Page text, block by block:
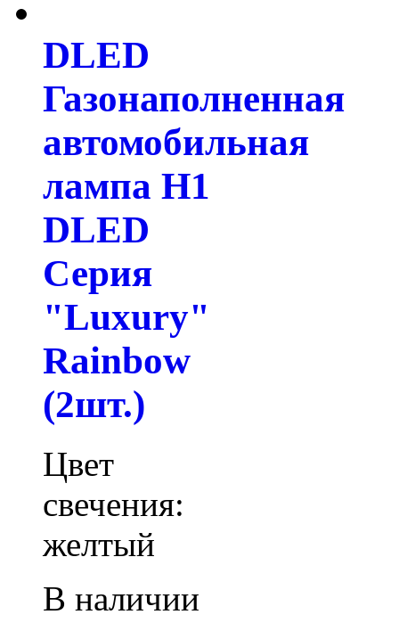
DLED
Газонаполненная
автомобильная
лампа H1
DLED
Серия
"Luxury"
Rainbow
(2шт.)
Цвет
свечения:
желтый
В наличии